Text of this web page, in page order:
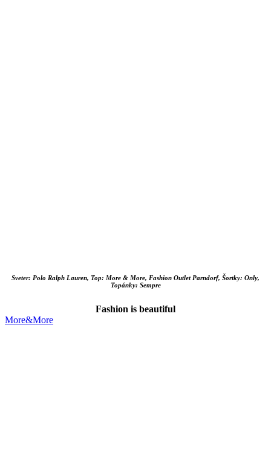
Sveter: Polo Ralph Lauren, Top: More & More, Fashion Outlet Parndorf, Šortky: Only,
Topánky: Sempre
Fashion is beautiful
More&More